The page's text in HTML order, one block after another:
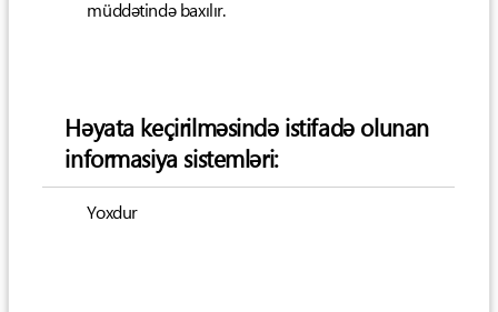
müddətində baxılır.
Həyata keçirilməsində istifadə olunan
informasiya sistemləri:
Yoxdur